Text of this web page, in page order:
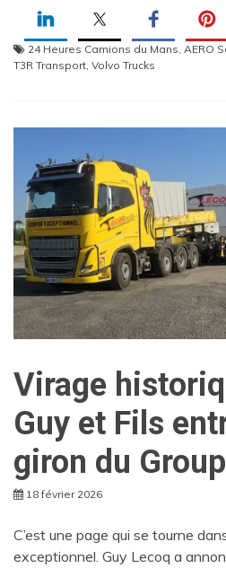
24 Heures Camions du Mans, AERO
T3R Transport, Volvo Trucks
Virage
Guy et Fils
giron du
18 février 2026
C’est une page qui se tourne
exceptionnel. Guy Lecoq a